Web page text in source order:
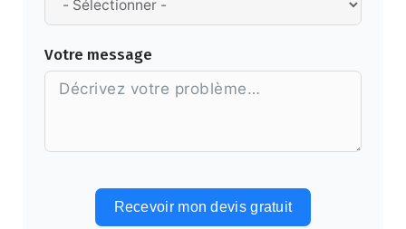
Votre message
Recevoir mon devis gratuit